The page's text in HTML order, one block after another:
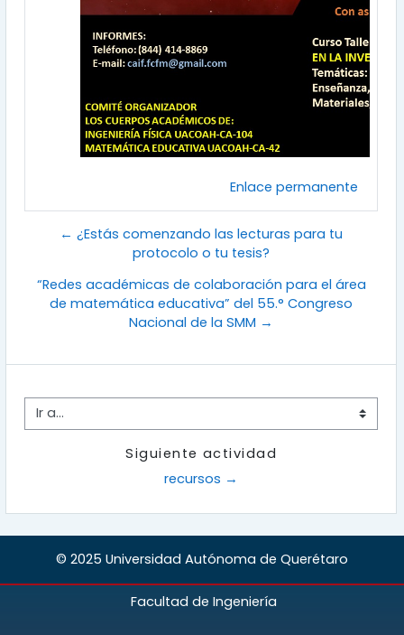
Enlace permanente
← ¿Estás comenzando las lecturas para tu
protocolo o tu tesis?
“Redes académicas de colaboración para el área
de matemática educativa” del 55.° Congreso
Nacional de la SMM →
Ir a...
Siguiente actividad
recursos →
© 2025 Universidad Autónoma de Querétaro
Facultad de Ingeniería